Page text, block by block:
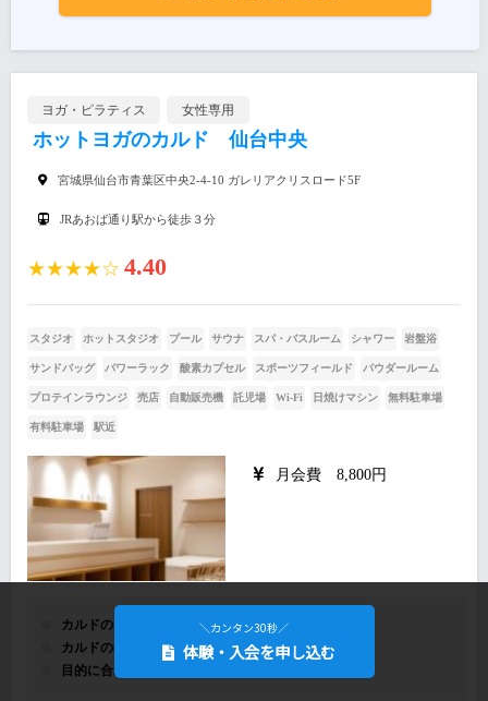
ヨガ・ピラティス 女性専用
ホットヨガのカルド 仙台中央
宮城県仙台市青葉区中央2-4-10 ガレリアクリスロード5F
JRあおば通り駅から徒歩３分
★★★★☆ 4.40
スタジオ ホットスタジオ プール サウナ スパ・バスルーム シャワー 岩盤浴
サンドバッグ パワーラック 酸素カプセル スポーツフィールド パウダールーム
プロテインラウンジ 売店 自動販売機 託児場 Wi-Fi 日焼けマシン 無料駐車場
有料駐車場 駅近
月会費 8,800円
カルドのホットヨガ！！
カルドの基本的な３つのヨガプログラム
目的に合わせたヨガを楽しむ！！
＼カンタン30秒／
体験・入会を申し込む